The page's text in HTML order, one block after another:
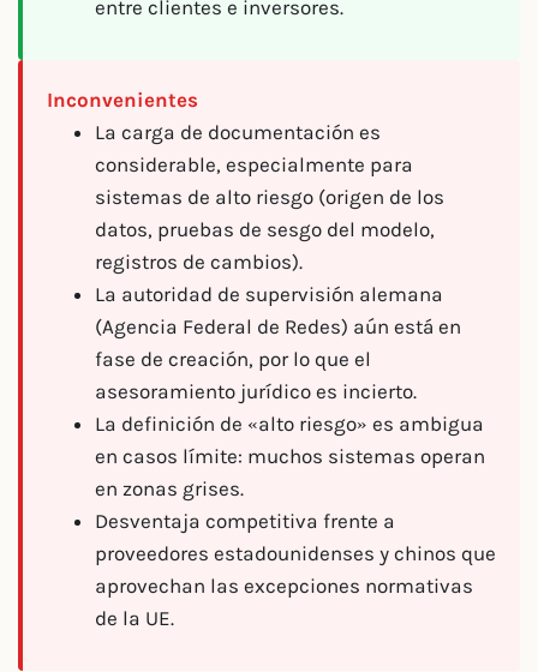
entre clientes e inversores.
Inconvenientes
La carga de documentación es
considerable, especialmente para
sistemas de alto riesgo (origen de los
datos, pruebas de sesgo del modelo,
registros de cambios).
La autoridad de supervisión alemana
(Agencia Federal de Redes) aún está en
fase de creación, por lo que el
asesoramiento jurídico es incierto.
La definición de «alto riesgo» es ambigua
en casos límite: muchos sistemas operan
en zonas grises.
Desventaja competitiva frente a
proveedores estadounidenses y chinos que
aprovechan las excepciones normativas
de la UE.